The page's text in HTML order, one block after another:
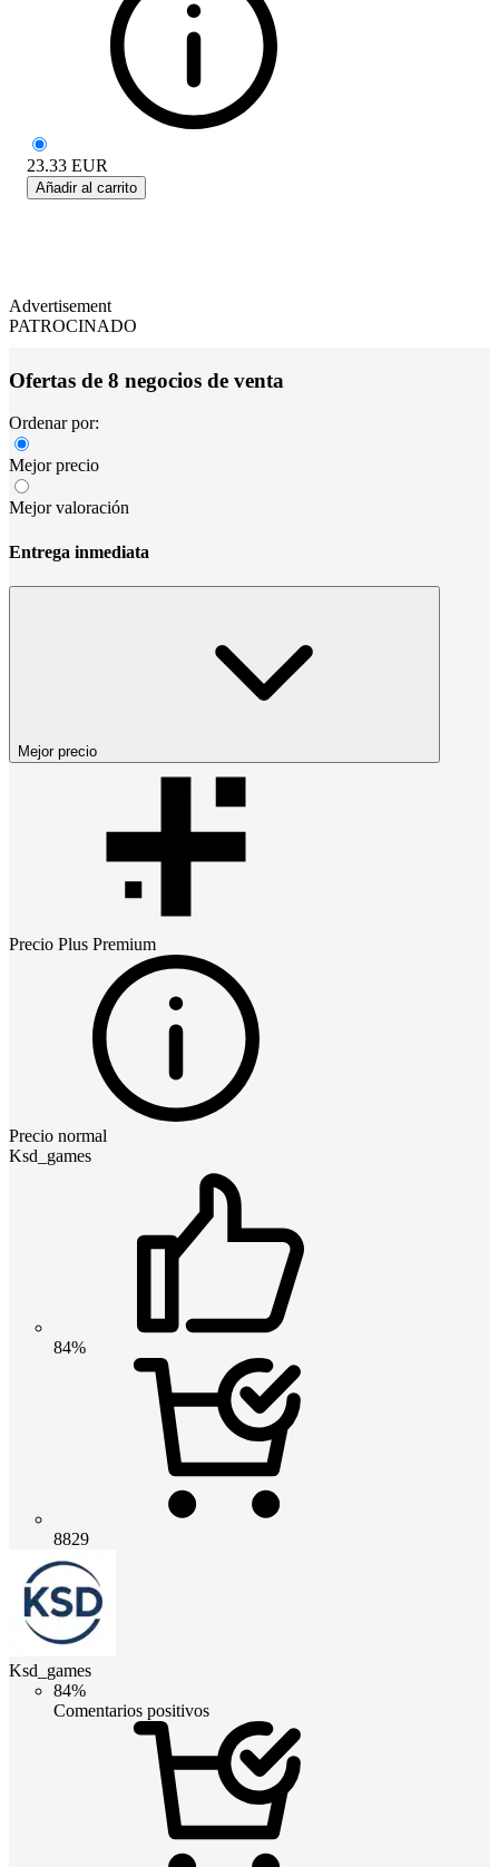
23.33 EUR
Añadir al carrito
Advertisement
PATROCINADO
Ofertas de 8 negocios de venta
Ordenar por:
Mejor precio
Mejor valoración
Entrega inmediata
Mejor precio
Precio Plus Premium
Precio normal
Ksd_games
84%
8829
Ksd_games
84%
Comentarios positivos